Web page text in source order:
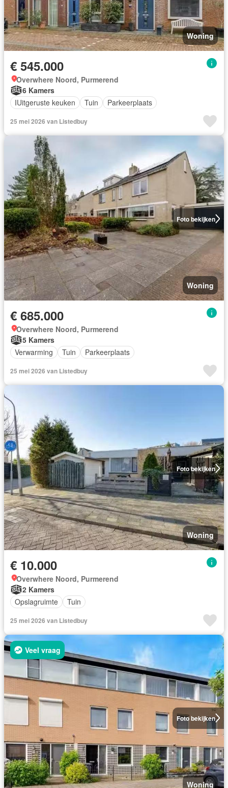
Woning
€ 545.000
Overwhere Noord, Purmerend
6 Kamers
IUitgeruste keuken
Tuin Parkeerplaats
25 mei 2026 van Listedbuy
Foto bekijken
Woning
€ 685.000
Overwhere Noord, Purmerend
5 Kamers
Verwarming
Tuin Parkeerplaats
25 mei 2026 van Listedbuy
Foto bekijken
Woning
€ 10.000
Overwhere Noord, Purmerend
2 Kamers
Opslagruimte
Tuin
25 mei 2026 van Listedbuy
Foto bekijken
Veel vraag
Woning